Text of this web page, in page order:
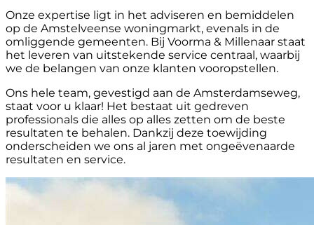
Onze expertise ligt in het adviseren en bemiddelen
op de Amstelveense woningmarkt, evenals in de
omliggende gemeenten. Bij Voorma & Millenaar staat
het leveren van uitstekende service centraal, waarbij
we de belangen van onze klanten vooropstellen.
Ons hele team, gevestigd aan de Amsterdamseweg,
staat voor u klaar! Het bestaat uit gedreven
professionals die alles op alles zetten om de beste
resultaten te behalen. Dankzij deze toewijding
onderscheiden we ons al jaren met ongeëvenaarde
resultaten en service.